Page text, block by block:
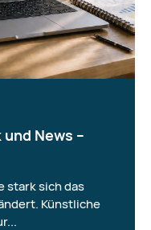
News –
stark sich das
Künstliche